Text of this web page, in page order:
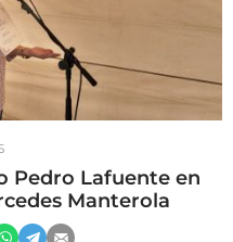
Pedro Lafuente en
Manterola